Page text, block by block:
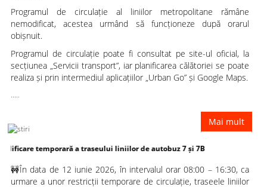
Programul de circulație al liniilor metropolitane rămâne
nemodificat, acestea urmând să funcționeze după orarul
obișnuit.
Programul de circulație poate fi consultat pe site-ul oficial, la
secțiunea „Servicii transport”, iar planificarea călătoriei se poate
realiza și prin intermediul aplicațiilor „Urban Go” și Google Maps.
.....
Mai mult
a traseului liniilor de autobuz 7 și 7B
🚧În data de 12 iunie 2026, în intervalul orar 08:00 – 16:30, ca
urmare a unor restricții temporare de circulație, traseele liniilor